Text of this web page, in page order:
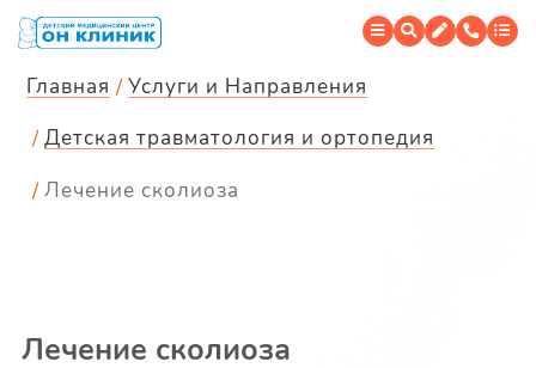
Главная
Услуги и Направления
Детская травматология и ортопедия
Лечение сколиоза
Лечение сколиоза